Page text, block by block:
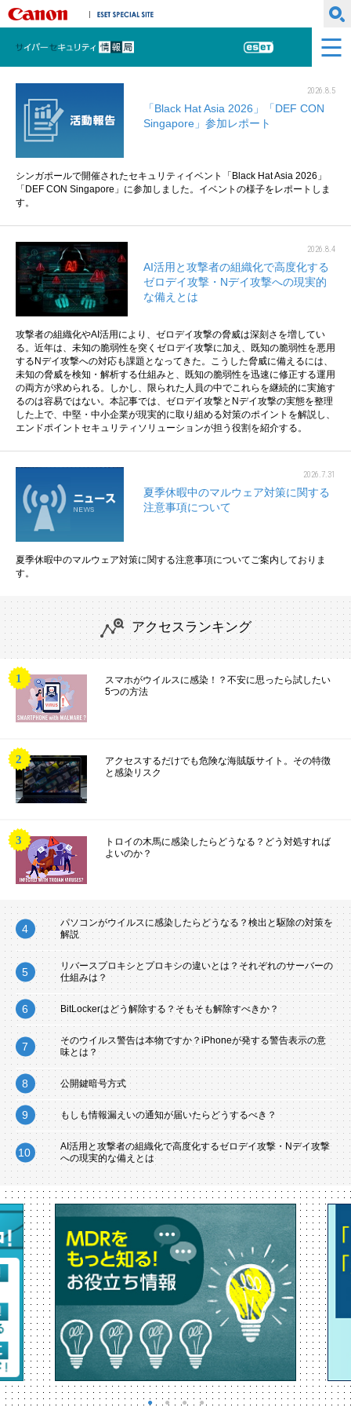
キヤノンマーケティングジャパン株式会社
サイバーセキュリティ情報局
ESET
2026.8.5
「Black Hat Asia 2026」「DEF CON
Singapore」参加レポート
シンガポールで開催されたセキュリティイベント「Black Hat Asia 2026」
「DEF CON Singapore」に参加しました。イベントの様子をレポートしま
す。
2026.8.4
AI活用と攻撃者の組織化で高度化する
ゼロデイ攻撃・Nデイ攻撃への現実的
な備えとは
攻撃者の組織化やAI活用により、ゼロデイ攻撃の脅威は深刻さを増してい
る。近年は、未知の脆弱性を突くゼロデイ攻撃に加え、既知の脆弱性を悪用
するNデイ攻撃への対応も課題となってきた。こうした脅威に備えるには、
未知の脅威を検知・解析する仕組みと、既知の脆弱性を迅速に修正する運用
の両方が求められる。しかし、限られた人員の中でこれらを継続的に実施す
るのは容易ではない。本記事では、ゼロデイ攻撃とNデイ攻撃の実態を整理
した上で、中堅・中小企業が現実的に取り組める対策のポイントを解説し、
エンドポイントセキュリティソリューションが担う役割を紹介する。
2026.7.31
夏季休暇中のマルウェア対策に関する
注意事項について
夏季休暇中のマルウェア対策に関する注意事項についてご案内しておりま
す。
アクセスランキング
スマホがウイルスに感染！？不安に思ったら試したい
5つの方法
アクセスするだけでも危険な海賊版サイト。その特徴
と感染リスク
トロイの木馬に感染したらどうなる？どう対処すれば
よいのか？
パソコンがウイルスに感染したらどうなる？検出と駆除の対策を
解説
リバースプロキシとプロキシの違いとは？それぞれのサーバーの
仕組みは？
BitLockerはどう解除する？そもそも解除すべきか？
そのウイルス警告は本物ですか？iPhoneが発する警告表示の意
味とは？
公開鍵暗号方式
もしも情報漏えいの通知が届いたらどうするべき？
AI活用と攻撃者の組織化で高度化するゼロデイ攻撃・Nデイ攻撃
への現実的な備えとは